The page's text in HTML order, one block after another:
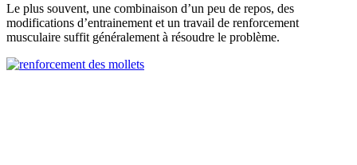
Le plus souvent, une combinaison d’un peu de repos, des
modifications d’entrainement et un travail de renforcement
musculaire suffit généralement à résoudre le problème.